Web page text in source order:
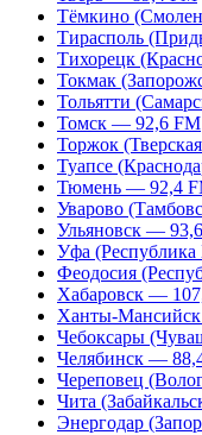
Тёмкино
Тирасполь
Тихорецк
Токмак
Тольятти
Томск — 92,6 FM
Торжок
Туапсе
Тюмень — 92,4
Уварово
Ульяновск —
Уфа
Феодосия
Хабаровск —
Ханты-
Чебоксары
Челябинск —
Череповец
Чита
Энергодар